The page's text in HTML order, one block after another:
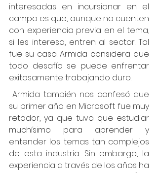
interesadas en incursionar en el
campo es que, aunque no cuenten
con experiencia previa en el tema,
si les interesa, entren al sector. Tal
fue su caso. Armida considera que
todo desafío se puede enfrentar
exitosamente trabajando duro.
Armida también nos confesó que
su primer año en Microsoft fue muy
retador, ya que tuvo que estudiar
muchísimo para aprender y
entender los temas tan complejos
de esta industria. Sin embargo, la
experiencia a través de los años ha